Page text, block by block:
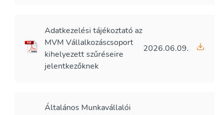
Adatkezelési tájékoztató az
MVM Vállalkozáscsoport
kihelyezett szűréseire
jelentkezőknek
2026.06.09.
Általános Munkavállalói